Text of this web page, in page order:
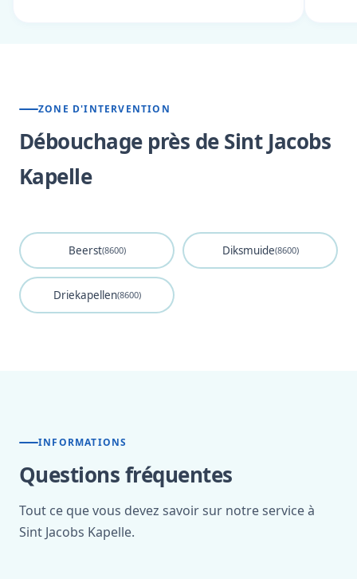
ZONE D'INTERVENTION
Débouchage près de Sint Jacobs
Kapelle
Beerst(8600) Diksmuide(8600)
Driekapellen(8600)
INFORMATIONS
Questions fréquentes
Tout ce que vous devez savoir sur notre service à
Sint Jacobs Kapelle.